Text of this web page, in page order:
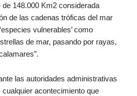
148.000 Km2 considerada
de las cadenas tróficas del mar
vulnerables’ como
de mar, pasando por rayas,
las autoridades administrativas
acontecimiento que